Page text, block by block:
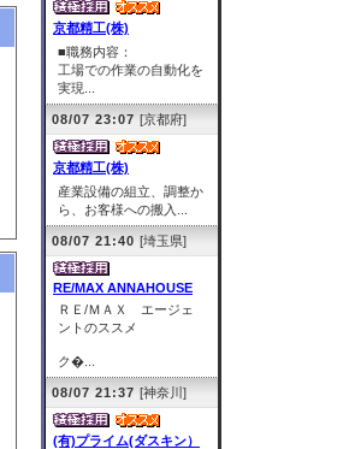
京都精工(株)
■職務内容：
工場での作業の自動化を
実現...
08/07 23:07 [京都府]
京都精工(株)
産業設備の組立、調整か
ら、お客様への搬入...
08/07 21:40 [埼玉県]
RE/MAX ANNAHOUSE
ＲＥ/ＭＡＸ エージェ
ントのススメ
ク�...
08/07 21:37 [神奈川]
(有)プライム(ダスキン）